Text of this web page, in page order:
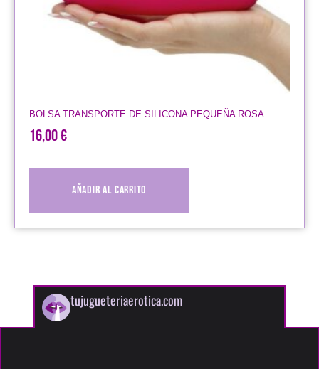
BOLSA TRANSPORTE DE SILICONA PEQUEÑA ROSA
16,00€
Añadir al carrito
tujugueteriaerotica.com